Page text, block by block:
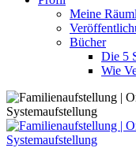
Meine
Bücher
Die 5
Wie